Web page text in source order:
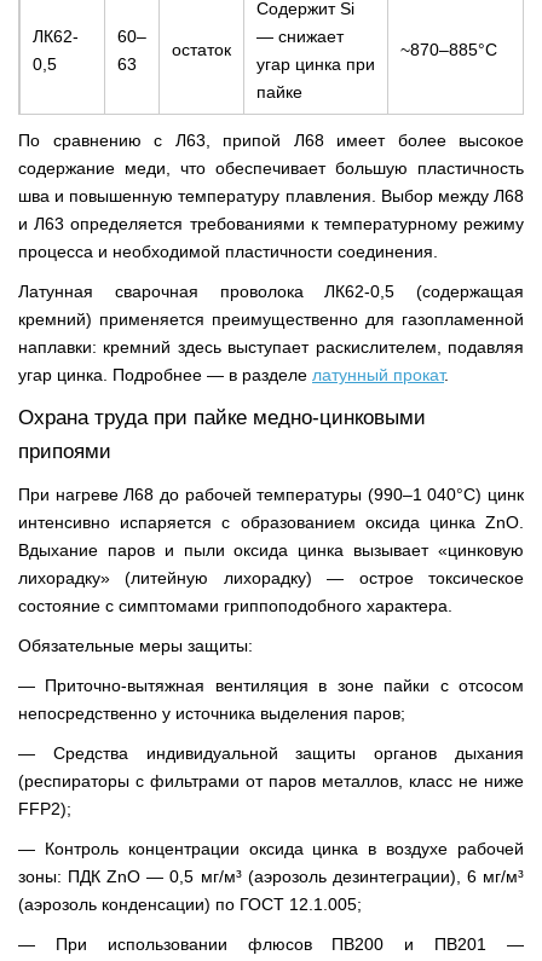
ЛК62-
0,5
60–
63
остаток
Содержит Si
— снижает
угар цинка при
пайке
~870–885°C
По сравнению с Л63, припой Л68 имеет более высокое
содержание меди, что обеспечивает большую пластичность
шва и повышенную температуру плавления. Выбор между Л68
и Л63 определяется требованиями к температурному режиму
процесса и необходимой пластичности соединения.
Латунная сварочная проволока ЛК62-0,5 (содержащая
кремний) применяется преимущественно для газопламенной
наплавки: кремний здесь выступает раскислителем, подавляя
угар цинка. Подробнее — в разделе латунный прокат.
Охрана труда при пайке медно-цинковыми
припоями
При нагреве Л68 до рабочей температуры (990–1 040°C) цинк
интенсивно испаряется с образованием оксида цинка ZnO.
Вдыхание паров и пыли оксида цинка вызывает «цинковую
лихорадку» (литейную лихорадку) — острое токсическое
состояние с симптомами гриппоподобного характера.
Обязательные меры защиты:
— Приточно-вытяжная вентиляция в зоне пайки с отсосом
непосредственно у источника выделения паров;
— Средства индивидуальной защиты органов дыхания
(респираторы с фильтрами от паров металлов, класс не ниже
FFP2);
— Контроль концентрации оксида цинка в воздухе рабочей
зоны: ПДК ZnO — 0,5 мг/м³ (аэрозоль дезинтеграции), 6 мг/м³
(аэрозоль конденсации) по ГОСТ 12.1.005;
— При использовании флюсов ПВ200 и ПВ201 —